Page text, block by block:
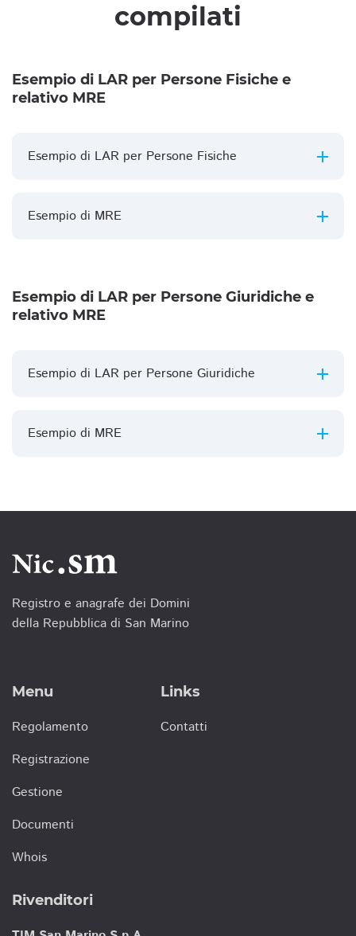
compilati
Esempio di LAR per Persone Fisiche e
relativo MRE
Esempio di LAR per Persone Fisiche
Esempio di MRE
Esempio di LAR per Persone Giuridiche e
relativo MRE
Esempio di LAR per Persone Giuridiche
Esempio di MRE
Registro e anagrafe dei Domini
della Repubblica di San Marino
Menu
Regolamento
Registrazione
Gestione
Documenti
Whois
Links
Contatti
Rivenditori